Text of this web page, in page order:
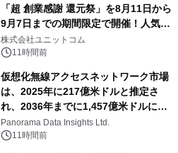
「超 創業感謝 還元祭」を8月11日から
9月7日までの期間限定で開催！人気の
ゲーミングPCや高性能ノートPCなど
対象iiyama PCのご購入で最大3万円分
株式会社ユニットコム
11時間前
仮想化無線アクセスネットワーク市場
は、2025年に217億米ドルと推定さ
れ、2036年までに1,457億米ドルに達
すると予測されており、予測期間
（2026年～2036年）
Panorama Data Insights Ltd.
11時間前